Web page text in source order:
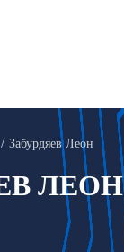
Забурдяев Леон
ЛЕОН